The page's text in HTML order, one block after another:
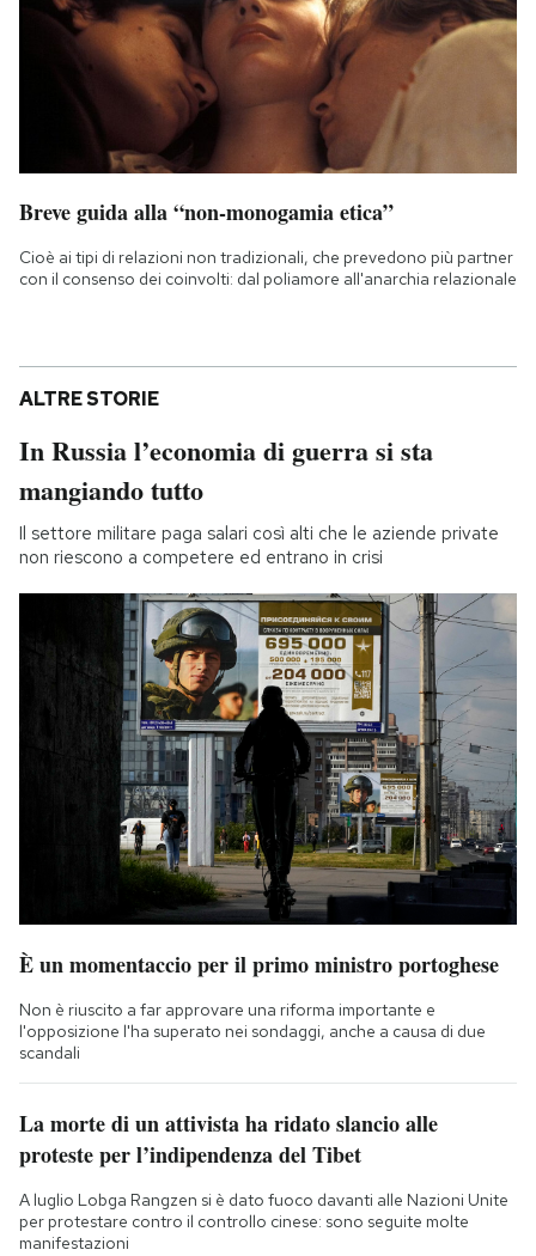
Breve guida alla “non-monogamia etica”
Cioè ai tipi di relazioni non tradizionali, che prevedono più partner
con il consenso dei coinvolti: dal poliamore all'anarchia relazionale
ALTRE STORIE
In Russia l’economia di guerra si sta
mangiando tutto
Il settore militare paga salari così alti che le aziende private
non riescono a competere ed entrano in crisi
È un momentaccio per il primo ministro portoghese
Non è riuscito a far approvare una riforma importante e
l'opposizione l'ha superato nei sondaggi, anche a causa di due
scandali
La morte di un attivista ha ridato slancio alle
proteste per l’indipendenza del Tibet
A luglio Lobga Rangzen si è dato fuoco davanti alle Nazioni Unite
per protestare contro il controllo cinese: sono seguite molte
manifestazioni